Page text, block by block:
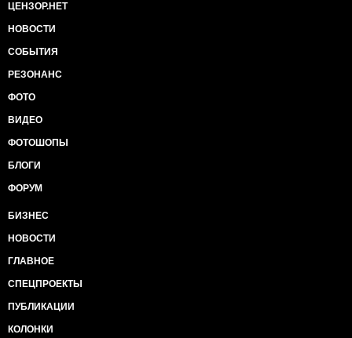
ЦЕНЗОР.НЕТ
НОВОСТИ
СОБЫТИЯ
РЕЗОНАНС
ФОТО
ВИДЕО
ФОТОШОПЫ
БЛОГИ
ФОРУМ
БИЗНЕС
НОВОСТИ
ГЛАВНОЕ
СПЕЦПРОЕКТЫ
ПУБЛИКАЦИИ
КОЛОНКИ